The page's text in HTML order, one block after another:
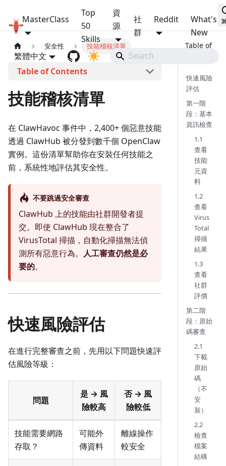
OpenClaw MasterClass
MasterClass
Top
50
Skills
資
源
社
群
Reddit
What's
New
繁體中文
安全性 技能稽核清單
技能稽核清單
在 ClawHavoc 事件中，2,400+ 個惡意技能
透過 ClawHub 被分發到數千個 OpenClaw
實例。這份清單幫助你在安裝任何技能之
前，系統性地評估其安全性。
不要跳過安全審查
ClawHub 上的技能由社群開發者提
交。即使 ClawHub 現在整合了
VirusTotal 掃描，自動化掃描無法偵
測所有惡意行為。 人工審查仍然是必
要的。
快速風險評估
在進行完整審查之前，先用以下問題快速評
估風險等級：
問題
是 → 風
險較高
否 → 風
險較低
技能需要網路
存取？
可能外
傳資料
離線操作
較安全
快速風險
評估
第一階
段：基本
資訊檢查
1.1
查看
技能
元資
料
1.2
查看
Virus
Total
掃描
結果
1.3
查看
社群
評價
第二階
段：原始
碼審查
2.1
下載
原始
碼
（不
安
裝）
2.2
檢查
檔案
結構